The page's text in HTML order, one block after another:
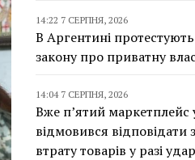
14:22 7 СЕРПНЯ, 2026
В Аргентині
закону про приватну
14:04 7 СЕРПНЯ, 2026
Вже п’ятий маркетплейс
відмовився відповідати
втрату товарів у разі